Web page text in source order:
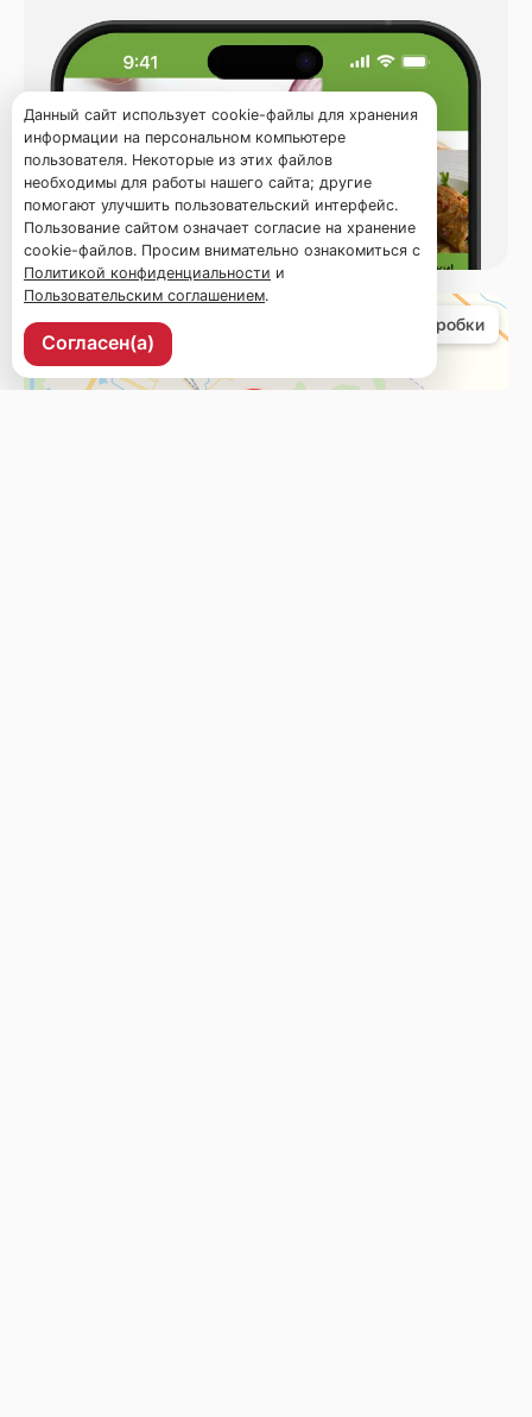
Данный сайт использует cookie-файлы для хранения
информации на персональном компьютере
пользователя. Некоторые из этих файлов
необходимы для работы нашего сайта; другие
помогают улучшить пользовательский интерфейс.
Пользование сайтом означает согласие на хранение
cookie-файлов. Просим внимательно ознакомиться с
Политикой конфиденциальности и
Пользовательским соглашением.
Согласен(а)